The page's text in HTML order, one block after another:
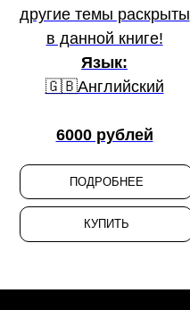
другие темы раскрыты
в данной книге!
Язык:
🇬🇧Английский
6000 рублей
ПОДРОБНЕЕ
КУПИТЬ